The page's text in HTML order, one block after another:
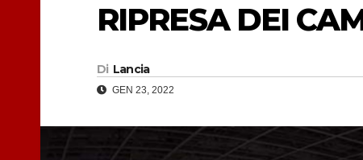
RIPRESA DEI
Di Lancia
GEN 23, 2022